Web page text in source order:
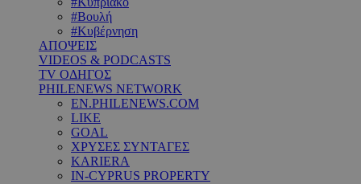
#Βουλή
#Κυβέρνηση
ΑΠΟΨΕΙΣ
VIDEOS & PODCASTS
TV ΟΔΗΓΟΣ
PHILENEWS NETWORK
EN.PHILENEWS.COM
LIKE
GOAL
ΧΡΥΣΕΣ ΣΥΝΤΑΓΕΣ
KARIERA
IN-CYPRUS PROPERTY